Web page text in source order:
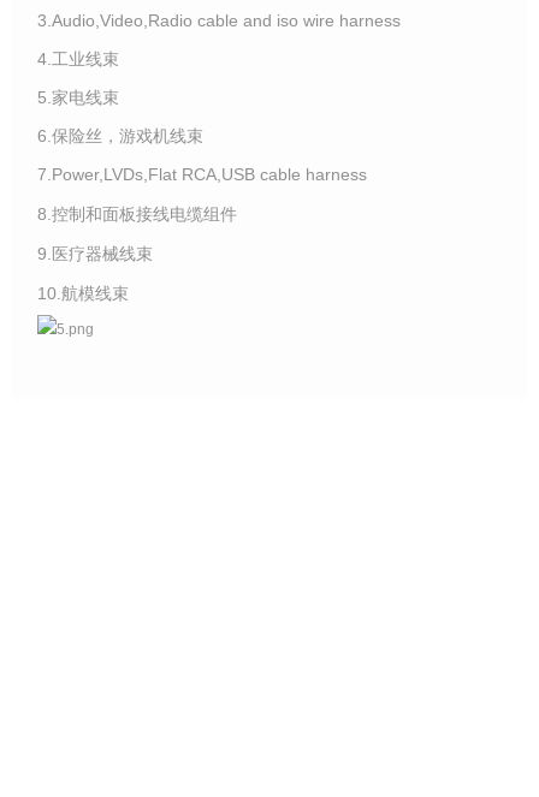
3.Audio,Video,Radio cable and iso wire harness
4.工业线束
5.家电线束
6.保险丝，游戏机线束
7.Power,LVDs,Flat RCA,USB cable harness
8.控制和面板接线电缆组件
9.医疗器械线束
10.航模线束